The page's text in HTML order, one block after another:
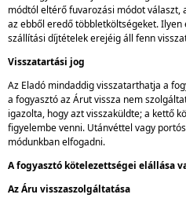
módtól eltérő fuvarozási módot választ,
az ebből eredő többletköltségeket.
szállítási díjtételek erejéig áll fenn
Visszatartási jog
Az Eladó mindaddig visszatarthatja a
a fogyasztó az Árut vissza nem
igazolta, hogy azt visszaküldte; a kettő
figyelembe venni. Utánvéttel vagy
módunkban elfogadni.
A fogyasztó kötelezettségei elállása
Az Áru visszaszolgáltatása